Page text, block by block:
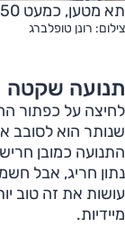
תא מטען, כמעט 450 ליטר |
צילום: רונן טופלברג
תנועה שקטה
לחיצה על כפתור
נתון חריג, אבל
עושות את זה טוב
מיידיות.